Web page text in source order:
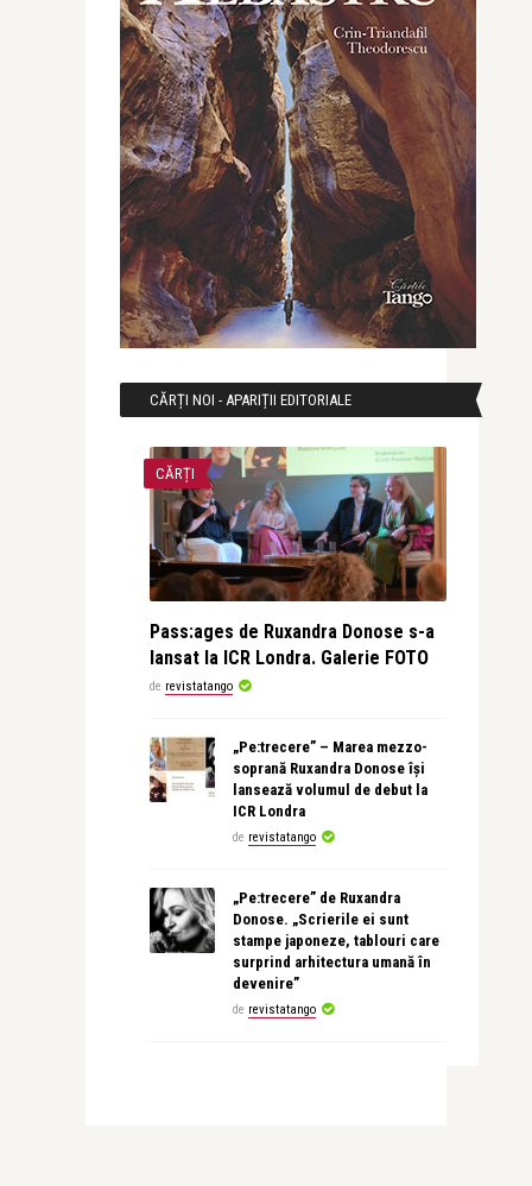
CĂRȚI NOI - APARIȚII EDITORIALE
CĂRȚI
Pass:ages de Ruxandra Donose s-a
lansat la ICR Londra. Galerie FOTO
de revistatango
„Pe:trecere” – Marea mezzo-
soprană Ruxandra Donose își
lansează volumul de debut la
ICR Londra
de revistatango
„Pe:trecere” de Ruxandra
Donose. „Scrierile ei sunt
stampe japoneze, tablouri care
surprind arhitectura umană în
devenire”
de revistatango